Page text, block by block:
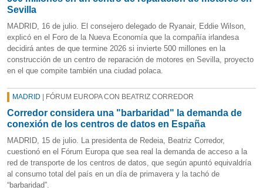
Sevilla
MADRID, 16 de julio. El consejero delegado de Ryanair, Eddie Wilson,
explicó en el Foro de la Nueva Economía que la compañía irlandesa
decidirá antes de que termine 2026 si invierte 500 millones en la
construcción de un centro de reparación de motores en Sevilla, proyecto
en el que compite también una ciudad polaca.
MADRID | FÓRUM EUROPA CON BEATRIZ CORREDOR
Corredor considera una "barbaridad" la demanda de
conexión de los centros de datos en España
MADRID, 15 de julio. La presidenta de Redeia, Beatriz Corredor,
cuestionó en el Fórum Europa que sea real la demanda de acceso a la
red de transporte de los centros de datos, que según apuntó equivaldría
al consumo total del país en un día de primavera y la tachó de
“barbaridad”.